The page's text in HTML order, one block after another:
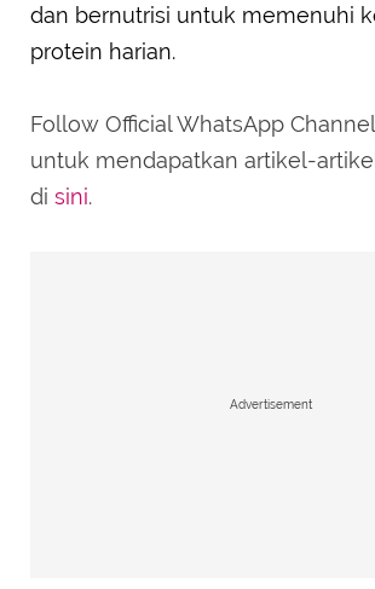
dan bernutrisi untuk memenuhi
protein harian.
Follow Official WhatsApp
untuk mendapatkan artikel-
di sini.
Advertisement